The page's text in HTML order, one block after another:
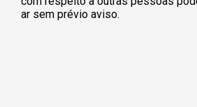
ar sem prévio aviso.